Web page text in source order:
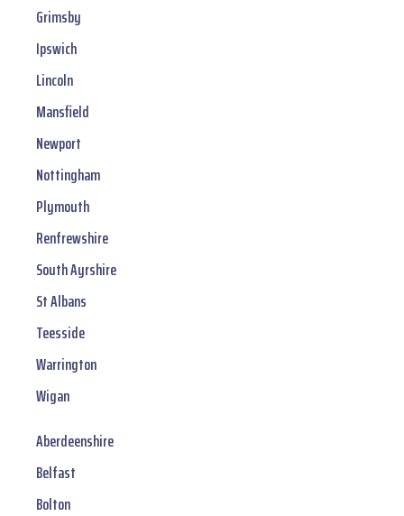
Grimsby
Ipswich
Lincoln
Mansfield
Newport
Nottingham
Plymouth
Renfrewshire
South Ayrshire
St Albans
Teesside
Warrington
Wigan
Aberdeenshire
Belfast
Bolton